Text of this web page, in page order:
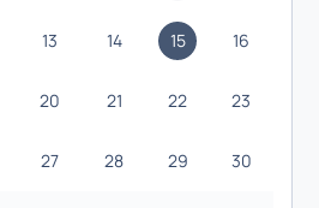
13 14 15 16
20 21 22 23
27 28 29 30